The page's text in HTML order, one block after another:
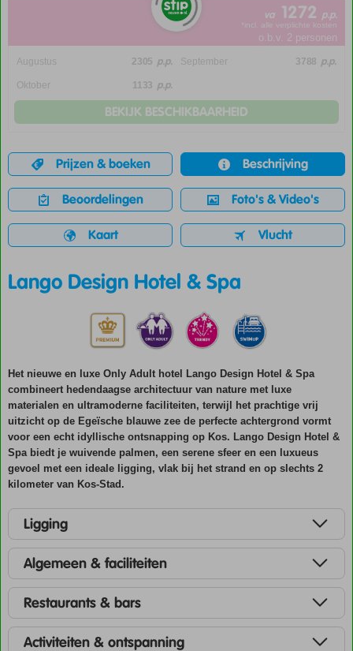
va 1272 p.p.
*incl. alle verplichte kosten
o.b.v. 2 personen
Augustus 2305 p.p. September 3788 p.p.
Oktober 1133 p.p.
BEKIJK BESCHIKBAARHEID
Prijzen & boeken Beschrijving
Beoordelingen Foto's & Video's
Kaart Vlucht
Lango Design Hotel & Spa
Het nieuwe en luxe Only Adult hotel Lango Design Hotel & Spa
combineert hedendaagse architectuur van nature met luxe
materialen en ultramoderne faciliteiten, terwijl het prachtige vrij
uitzicht op de Egeïsche blauwe zee de perfecte achtergrond vormt
voor een echt idyllische ontsnapping op Kos. Lango Design Hotel &
Spa biedt je wuivende palmen, een serene sfeer en een luxueus
gevoel met een ideale ligging, vlak bij het strand en op slechts 2
kilometer van Kos-Stad.
Ligging
Algemeen & faciliteiten
Restaurants & bars
Activiteiten & ontspanning